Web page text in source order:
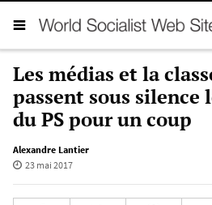
Les médias et la
passent sous silence
du PS pour un coup
Alexandre Lantier
23 mai 2017